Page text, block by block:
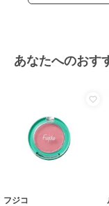
あなたへのおす
フジコ